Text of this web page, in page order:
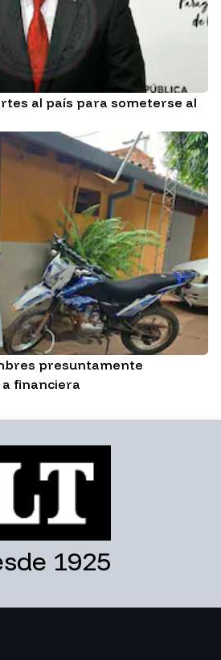
al país para someterse al
presuntamente
financiera
1925